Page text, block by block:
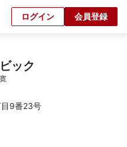
ログイン 会員登録
ック
目9番23号